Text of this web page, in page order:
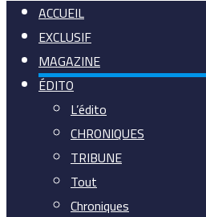
ACCUEIL
EXCLUSIF
MAGAZINE
ÉDITO
L’édito
CHRONIQUES
TRIBUNE
Tout
Chroniques